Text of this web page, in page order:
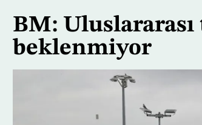
BM:
beklenmiyor